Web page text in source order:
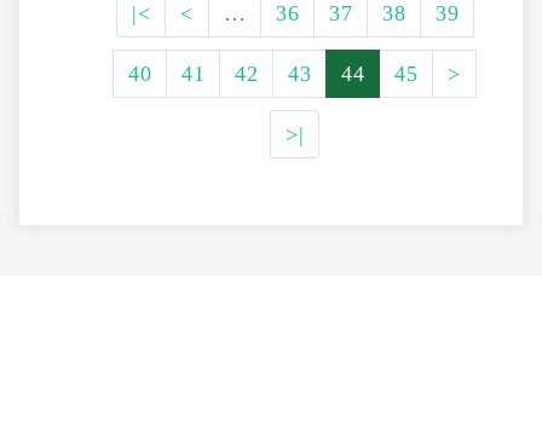
|< < … 36 37 38 39
40 41 42 43 44 45 >
>|